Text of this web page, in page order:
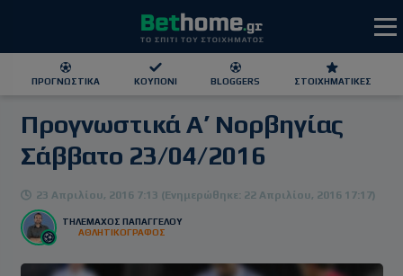
ΠΡΟΓΝΩΣΤΙΚΆ ΚΟΥΠΌΝΙ BLOGGERS ΣΤΟΙΧΗΜΑΤΙΚΕΣ
ΕΕΕΠ | 21+ | ΠΑΙΞΕ ΥΠΕΥΘΥΝΑ
Προγνωστικά Α’ Νορβηγίας
Σάββατο 23/04/2016
23 Απριλίου, 2016 7:13 (Ενημερώθηκε: 22 Απριλίου, 2016 17:17)
ΤΗΛΈΜΑΧΟΣ ΠΑΠΑΓΓΈΛΟΥ
ΑΘΛΗΤΙΚΟΓΡΑΦΟΣ